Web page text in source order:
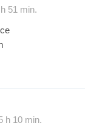
51 min.
h 10 min.